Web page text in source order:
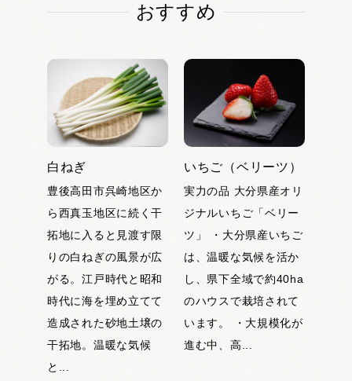
おすすめ
白ねぎ
豊後高田市呉崎地区か
ら西真玉地区に続く干
拓地に入ると見渡す限
りの白ねぎの風景が広
がる。江戸時代と昭和
時代に海を埋め立てて
造成された砂地土壌の
干拓地。温暖な気候
と...
いちご（ベリーツ）
実力の品 大分県産オリ
ジナルいちご「ベリー
ツ」 ・大分県産いちご
は、温暖な気候を活か
し、県下全域で約40ha
のハウスで栽培されて
います。 ・大規模化が
進む中、高...